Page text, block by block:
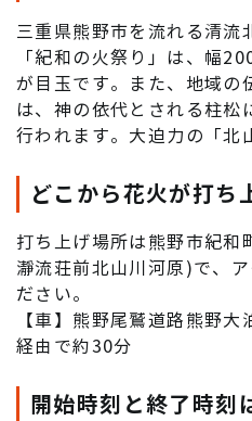
三重県熊野市を流れる清流
「紀和の火祭り」は、幅
が目玉です。また、地域の
は、神の依代とされる柱松
行われます。大迫力の「北
どこから花火が打ち
打ち上げ場所は熊野市紀和
瀞流荘前北山川河原)で、
ださい。
【車】熊野尾鷲道路熊野
経由で約30分
開始時刻と終了時刻